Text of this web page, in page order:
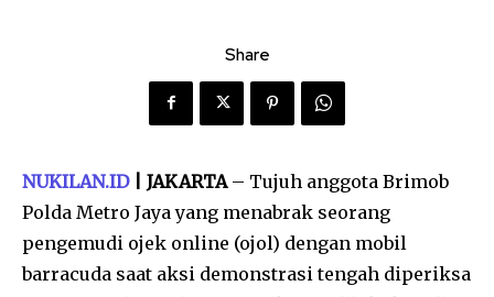
Share
NUKILAN.ID| JAKARTA – Tujuh anggota Brimob
Polda Metro Jaya yang menabrak seorang
pengemudi ojek online (ojol) dengan mobil
barracuda saat aksi demonstrasi tengah diperiksa